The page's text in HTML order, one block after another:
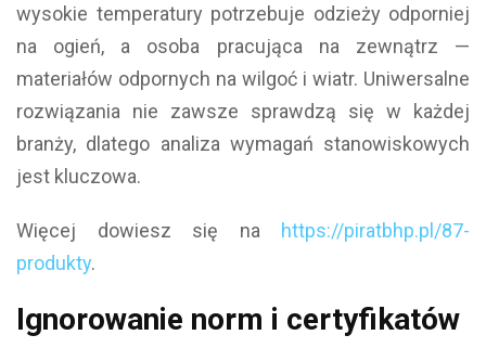
wysokie temperatury potrzebuje odzieży odporniej
na ogień, a osoba pracująca na zewnątrz —
materiałów odpornych na wilgoć i wiatr. Uniwersalne
rozwiązania nie zawsze sprawdzą się w każdej
branży, dlatego analiza wymagań stanowiskowych
jest kluczowa.
Więcej dowiesz się na https://piratbhp.pl/87-
produkty.
Ignorowanie norm i certyfikatów